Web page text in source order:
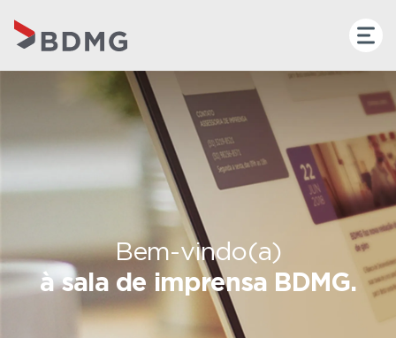
Bem-vindo(a)
à sala de imprensa BDMG.